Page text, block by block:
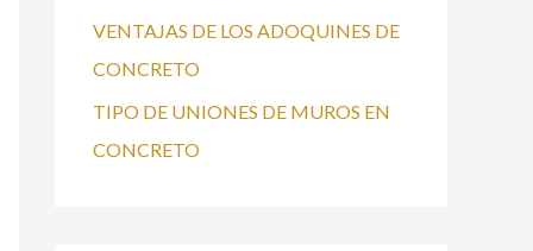
VENTAJAS DE LOS ADOQUINES DE
CONCRETO
TIPO DE UNIONES DE MUROS EN
CONCRETO